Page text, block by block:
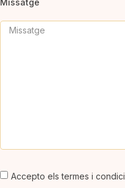
Accepto els termes i